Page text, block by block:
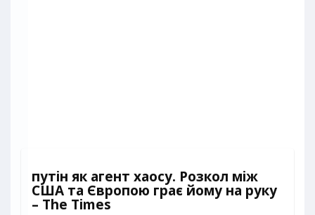
путін як агент хаосу. Розкол між
США та Європою грає йому на руку
– The Times